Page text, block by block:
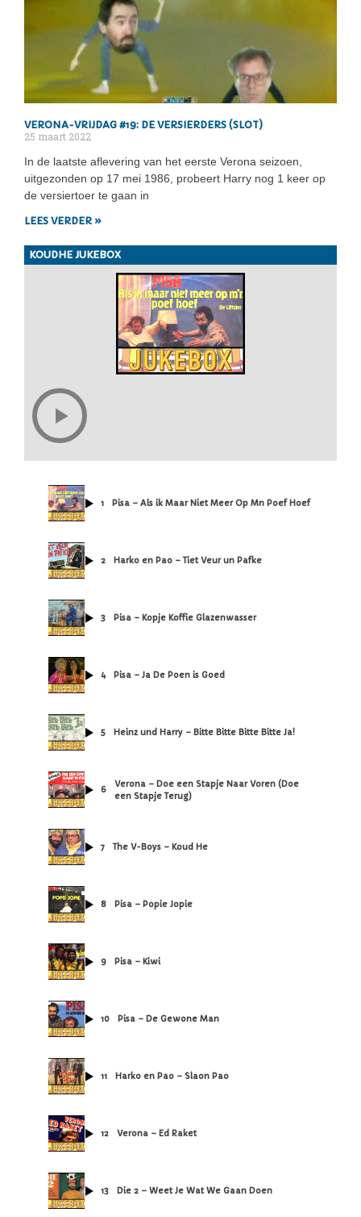
KOUDHE JUKEBOX
1 Pisa – Als ik Maar Niet Meer Op Mn Poef Hoef
2 Harko en Pao – Tiet Veur un Pafke
3 Pisa – Kopje Koffie Glazenwasser
4 Pisa – Ja De Poen is Goed
5 Heinz und Harry – Bitte Bitte Bitte Bitte Ja!
6
Verona – Doe een Stapje Naar Voren (Doe
een Stapje Terug)
7 The V-Boys – Koud He
8 Pisa – Popie Jopie
9 Pisa – Kiwi
10 Pisa – De Gewone Man
11 Harko en Pao – Slaon Pao
12 Verona – Ed Raket
13 Die 2 – Weet Je Wat We Gaan Doen
VERONA-VRIJDAG #19: DE VERSIERDERS (SLOT)
25 maart 2022
In de laatste aflevering van het eerste Verona seizoen,
uitgezonden op 17 mei 1986, probeert Harry nog 1 keer op
de versiertoer te gaan in
LEES VERDER »